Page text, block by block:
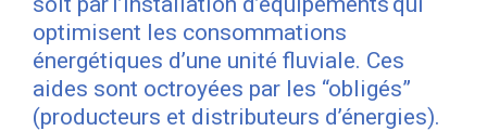
optimisent les consommations
énergétiques d’une unité fluviale. Ces
aides sont octroyées par les “obligés”
(producteurs et distributeurs d’énergies).